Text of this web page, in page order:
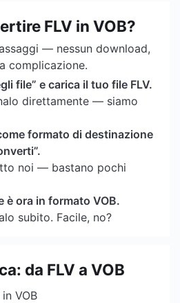
FLV in VOB?
— nessun download,
complicazione.
file” e carica il tuo file FLV.
direttamente — siamo
formato di destinazione
noi — bastano pochi
è ora in formato VOB.
subito. Facile, no?
da FLV a VOB
in VOB